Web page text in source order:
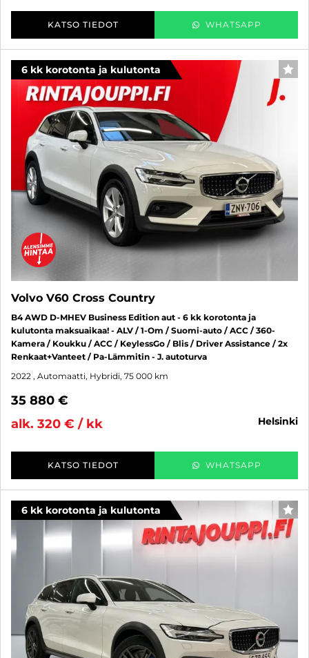
KATSO TIEDOT WHATSAPP
6 kk korotonta ja kulutonta
Volvo V60 Cross Country
B4 AWD D-MHEV Business Edition aut - 6 kk korotonta ja
kulutonta maksuaikaa! - ALV / 1-Om / Suomi-auto / ACC / 360-
Kamera / Koukku / ACC / KeylessGo / Blis / Driver Assistance / 2x
Renkaat+Vanteet / Pa-Lämmitin - J. autoturva
2022 , Automaatti, Hybridi, 75 000 km
35 880 €
alk. 320 € / kk
helsinki
KATSO TIEDOT WHATSAPP
6 kk korotonta ja kulutonta